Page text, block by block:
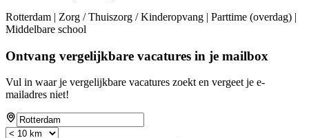
Rotterdam | Zorg / Thuiszorg / Kinderopvang | Parttime (overdag) |
Middelbare school
Ontvang vergelijkbare vacatures in je mailbox
Vul in waar je vergelijkbare vacatures zoekt en vergeet je e-
mailadres niet!